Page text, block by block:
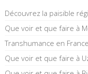
Découvrez la paisible
Que voir et que faire à
Transhumance en
Que voir et que faire à